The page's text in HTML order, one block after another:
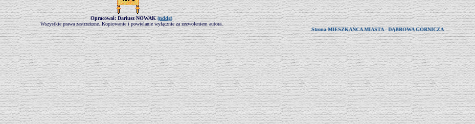
Opracował: Dariusz NOWAK(nddg)
Wszystkie prawa zastrzeżone. Kopiowanie i powielanie wyłącznie za zezwoleniem autora.
Strona MIESZKAŃCA MIASTA - DĄBROWA GÓRNICZA